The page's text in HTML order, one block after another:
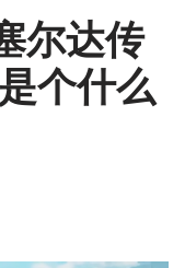
尔达传
个什么